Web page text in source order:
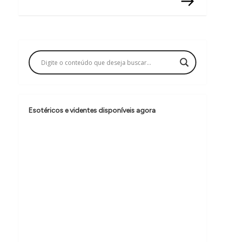
a
ç
o
d
Esotéricos e videntes disponíveis agora